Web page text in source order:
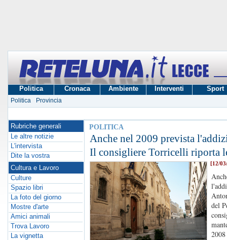
Politica Cronaca Ambiente Interventi Sport
Politica Provincia
Rubriche generali
Le altre notizie
L'intervista
Dite la vostra
Cultura e Lavoro
Culture
Spazio libri
La foto del giorno
Mostre d'arte
Amici animali
Trova Lavoro
La vignetta
POLITICA
Anche nel 2009 prevista
Il consigliere Torricelli riporta
[12/
del